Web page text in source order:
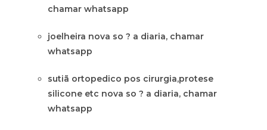
chamar whatsapp
joelheira nova so ? a diaria, chamar
whatsapp
sutiã ortopedico pos cirurgia,protese
silicone etc nova so ? a diaria, chamar
whatsapp